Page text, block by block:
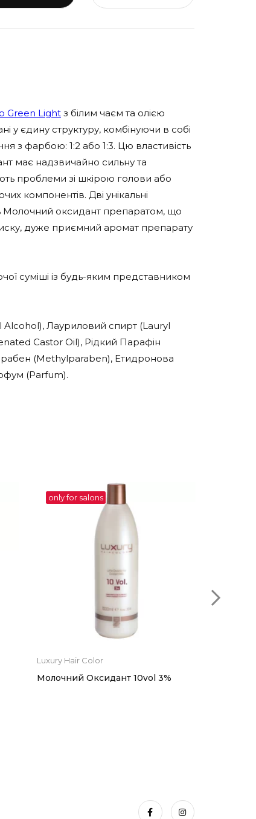
Green Light з білим чаєм та олією
у єдину структуру, комбінуючи в собі
з фарбою: 1:2 або 1:3. Цю властивість
має надзвичайно сильну та
проблеми зі шкірою голови або
компонентів. Дві унікальні
Молочний оксидант препаратом, що
дуже приємний аромат препарату
суміші із будь-яким представником
Лауриловий спирт (Lauryl
Castor Oil), Рідкий Парафін
(Methylparaben), Етидронова
(Parfum).
only for salons
Luxury Hair Color
Молочний Оксидант 10vol 3%